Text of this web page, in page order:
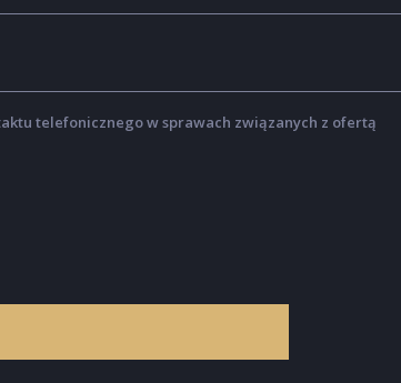
telefonicznego w sprawach związanych z ofertą